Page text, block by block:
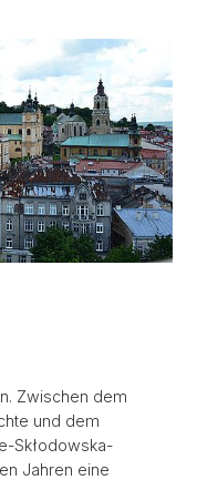
Zwischen dem
und dem
Skłodowska-
Jahren eine